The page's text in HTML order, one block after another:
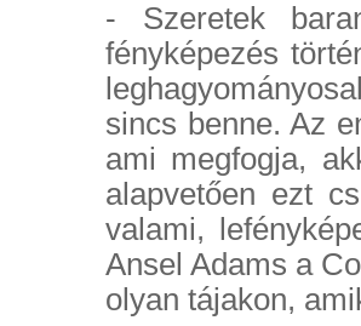
- Szeretek
fényképezés
sincs benne. Az
ami megfogja,
alapvetően ezt
valami,
Ansel Adams a
olyan tájakon,